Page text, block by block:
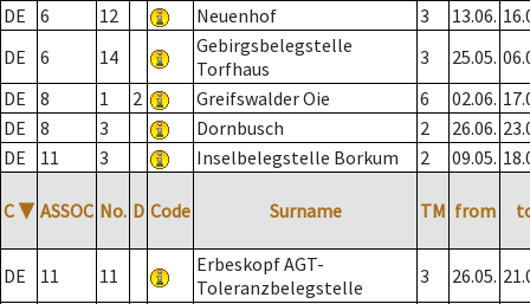
DE
6 12 Neuenhof 3 13.06.
DE
6 14
Gebirgsbelegstelle
Torfhaus
3 25.05.
DE
8 1 2 Greifswalder Oie 6 02.06.
DE
8 3 Dornbusch 2 26.06.
DE
11 3 Inselbelegstelle Borkum 2 09.05.
C ▼ ASSOC No. D Code Surname TM from
DE 11 11
Erbeskopf AGT-
Toleranzbelegstelle
3 26.05.